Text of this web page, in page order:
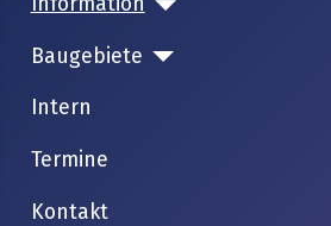
Baugebiete
Intern
Termine
Kontakt